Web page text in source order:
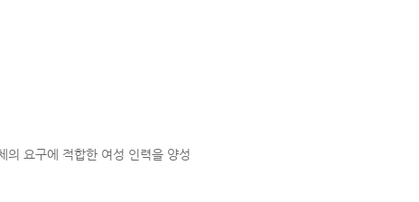
의 요구에 적합한 여성 인력을 양성